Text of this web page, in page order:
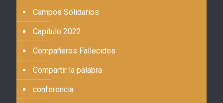
Campos Solidarios
Capítulo 2022
Compañeros Fallecidos
Compartir la palabra
conferencia